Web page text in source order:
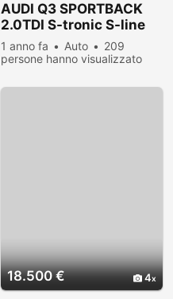
AUDI Q3 SPORTBACK
2.0TDI S-tronic S-line
LED NAVI
1 anno fa Auto
209
persone hanno visualizzato
18.500 € 4